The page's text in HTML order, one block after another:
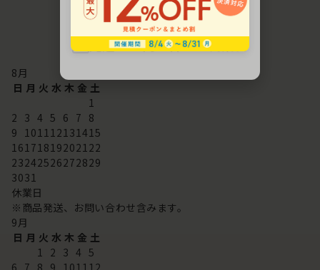
配送・お問い合わせ営業日
8月
日 月 火 水 木 金 土
1
2 3 4 5 6 7 8
9 101112131415
16171819202122
23242526272829
3031
休業日
※商品発送、お問い合わせ含みます。
9月
日 月 火 水 木 金 土
1 2 3 4 5
6 7 8 9 101112